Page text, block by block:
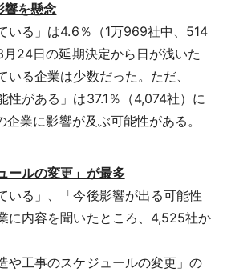
響を懸念
いる」は4.6％（1万969社中、514
24日の延期決定から日が浅いた
いる企業は少数だった。ただ、
性がある」は37.1％（4,074社）に
業に影響が及ぶ可能性がある。
ールの変更」が最多
いる」、「今後影響が出る可能性
に内容を聞いたところ、4,525社か
や工事のスケジュールの変更」の